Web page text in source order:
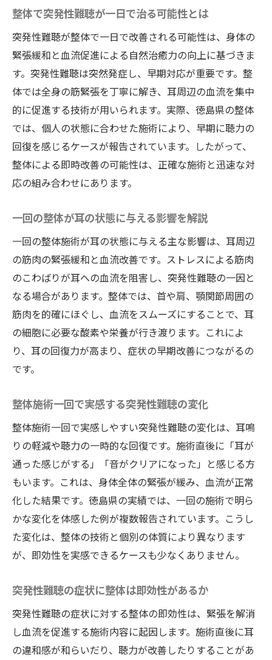
整体で突発性難聴が一日で治る可能性とは
突発性難聴が整体で一日で改善される可能性は、身体の
緊張緩和と血流促進による自然治癒力の向上に基づきま
す。突発性難聴は突然発症し、早期対応が重要です。整
体では全身の筋緊張を丁寧に解き、耳周辺の血流を集中
的に促進する技術が用いられます。実際、徳島県の整体
では、個人の状態に合わせた施術により、早期に聴力の
回復を感じるケースが報告されています。したがって、
整体による即時改善の可能性は、正確な施術と迅速な対
応の組み合わせにあります。
一回の整体が耳の状態に与える影響を解説
一回の整体施術が耳の状態に与える主な影響は、耳周辺
の筋肉の緊張緩和と血流改善です。ストレスによる筋肉
のこわばりが耳への血流を阻害し、突発性難聴の一因と
なる場合があります。整体では、首や肩、顎関節周囲の
筋肉を的確にほぐし、血流をスムーズにすることで、耳
の細胞に必要な酸素や栄養が行き渡ります。これによ
り、耳の回復力が高まり、症状の早期改善につながるの
です。
整体施術一回で実感する突発性難聴の変化
整体施術一回で実感しやすい突発性難聴の変化は、耳鳴
りの軽減や聴力の一時的な回復です。施術直後に「耳が
通った感じがする」「音がクリアになった」と感じる方
もいます。これは、身体全体の緊張が緩み、血流が正常
化した結果です。徳島県の実績では、一回の施術で明ら
かな変化を体感した例が複数報告されています。こうし
た変化は、整体の技術と個別の体質により異なります
が、即効性を実感できるケースも少なくありません。
突発性難聴の症状に整体は即効性があるか
突発性難聴の症状に対する整体の即効性は、緊張を解消
し血流を促進する施術内容に起因します。施術直後に耳
の違和感が和らいだり、聴力が改善したりすることがあ